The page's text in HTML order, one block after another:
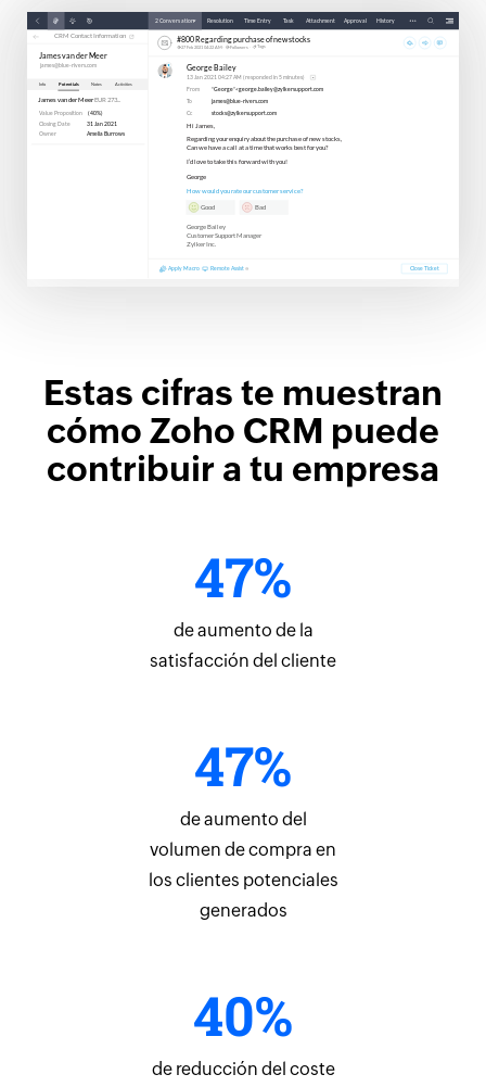
Estas cifras te muestran
cómo Zoho CRM puede
contribuir a tu empresa
47%
de aumento de la
satisfacción del cliente
47%
de aumento del
volumen de compra en
los clientes potenciales
generados
40%
de reducción del coste